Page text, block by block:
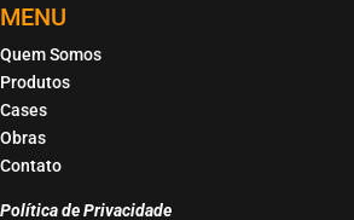
MENU
Quem Somos
Produtos
Cases
Obras
Contato
Política de Privacidade